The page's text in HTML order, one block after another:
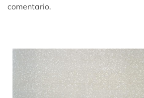
comentario.